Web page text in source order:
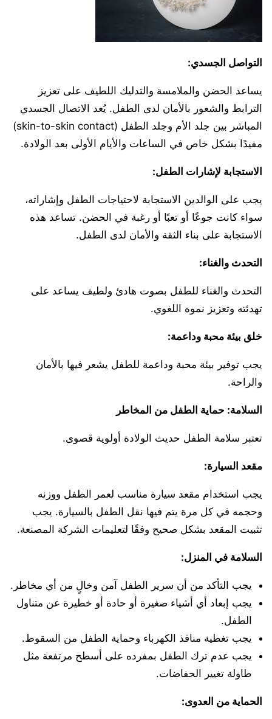
التواصل الجسدي:
يساعد الحضن والملامسة والتدليك اللطيف على تعزيز
الترابط والشعور بالأمان لدى الطفل. يُعد الاتصال الجسدي
المباشر بين جلد الأم وجلد الطفل (skin-to-skin contact)
مفيدًا بشكل خاص في الساعات والأيام الأولى بعد الولادة.
الاستجابة لإشارات الطفل:
يجب على الوالدين الاستجابة لاحتياجات الطفل وإشاراته،
سواء كانت جوعًا أو تعبًا أو رغبة في الحضن. تساعد هذه
الاستجابة على بناء الثقة والأمان لدى الطفل.
التحدث والغناء:
التحدث والغناء للطفل بصوت هادئ ولطيف يساعد على
تهدئته وتعزيز نموه اللغوي.
خلق بيئة محبة وداعمة:
يجب توفير بيئة محبة وداعمة للطفل يشعر فيها بالأمان
والراحة.
السلامة: حماية الطفل من المخاطر
تعتبر سلامة الطفل حديث الولادة أولوية قصوى.
مقعد السيارة:
يجب استخدام مقعد سيارة مناسب لعمر الطفل ووزنه
وحجمه في كل مرة يتم فيها نقل الطفل بالسيارة. يجب
تثبيت المقعد بشكل صحيح وفقًا لتعليمات الشركة المصنعة.
السلامة في المنزل:
يجب التأكد من أن سرير الطفل آمن وخالٍ من أي مخاطر.
يجب إبعاد أي أشياء صغيرة أو حادة أو خطيرة عن متناول
الطفل.
يجب تغطية منافذ الكهرباء وحماية الطفل من السقوط.
يجب عدم ترك الطفل بمفرده على أسطح مرتفعة مثل
طاولة تغيير الحفاضات.
الحماية من العدوى: